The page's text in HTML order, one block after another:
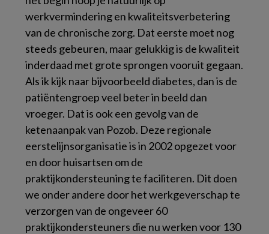
werkvermindering en kwaliteitsverbetering
van de chronische zorg. Dat eerste moet nog
steeds gebeuren, maar gelukkig is de kwaliteit
inderdaad met grote sprongen vooruit gegaan.
Als ik kijk naar bijvoorbeeld diabetes, dan is de
patiëntengroep veel beter in beeld dan
vroeger. Dat is ook een gevolg van de
ketenaanpak van Pozob. Deze regionale
eerstelijnsorganisatie is in 2002 opgezet voor
en door huisartsen om de
praktijkondersteuning te faciliteren. Dit doen
we onder andere door het werkgeverschap te
verzorgen van de ongeveer 60
praktijkondersteuners die nu werken voor 130